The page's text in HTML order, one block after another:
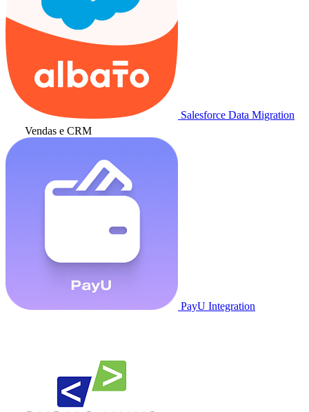
Salesforce Data Migration
Vendas e CRM
PayU Integration